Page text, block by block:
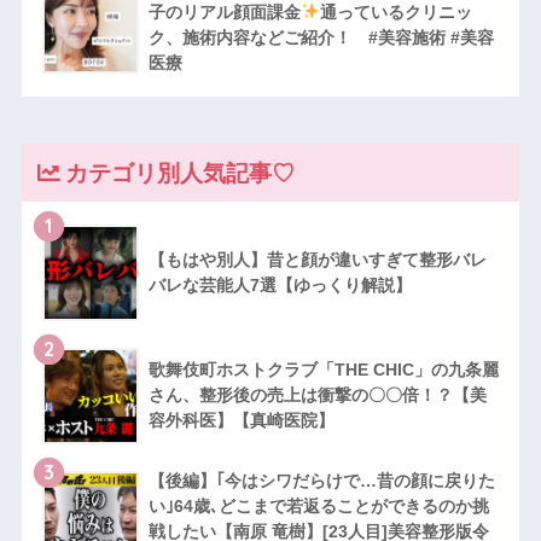
子のリアル顔面課金
通っているクリニッ
ク、施術内容などご紹介！ #美容施術 #美容
医療
カテゴリ別人気記事♡
1
【もはや別人】昔と顔が違いすぎて整形バレ
バレな芸能人7選【ゆっくり解説】
2
歌舞伎町ホストクラブ「THE CHIC」の九条麗
さん、整形後の売上は衝撃の〇〇倍！？【美
容外科医】【真崎医院】
3
【後編】｢今はシワだらけで…昔の顔に戻りた
い｣64歳､どこまで若返ることができるのか挑
戦したい【南原 竜樹】[23人目]美容整形版令